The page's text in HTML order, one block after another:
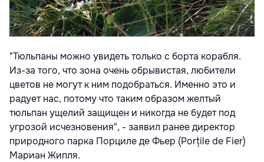
"Тюльпаны можно увидеть только с борта корабля.
Из-за того, что зона очень обрывистая, любители
цветов не могут к ним подобраться. Именно это и
радует нас, потому что таким образом желтый
тюльпан ущелий защищен и никогда не будет под
угрозой исчезновения", - заявил ранее директор
природного парка Порциле де Фьер (Porțile de Fier)
Мариан Жипля.